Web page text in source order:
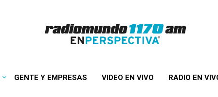
GENTE Y EMPRESAS VIDEO EN VIVO RADIO EN